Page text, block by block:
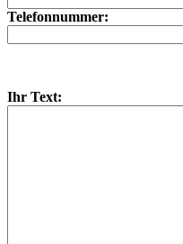
Telefonnummer:
Ihr Text: